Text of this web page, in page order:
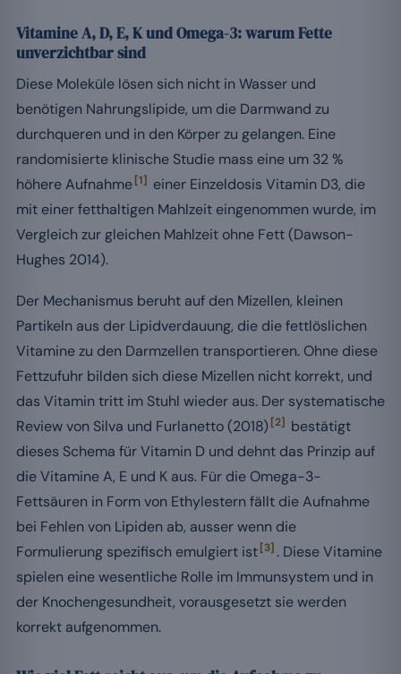
Vitamine A, D, E, K und Omega-3: warum Fette
unverzichtbar sind
Diese Moleküle lösen sich nicht in Wasser und
benötigen Nahrungslipide, um die Darmwand zu
durchqueren und in den Körper zu gelangen. Eine
randomisierte klinische Studie mass eine um 32 %
höhere Aufnahme[1]
einer Einzeldosis Vitamin D3, die
mit einer fetthaltigen Mahlzeit eingenommen wurde, im
Vergleich zur gleichen Mahlzeit ohne Fett (Dawson-
Hughes 2014).
Der Mechanismus beruht auf den Mizellen, kleinen
Partikeln aus der Lipidverdauung, die die fettlöslichen
Vitamine zu den Darmzellen transportieren. Ohne diese
Fettzufuhr bilden sich diese Mizellen nicht korrekt, und
das Vitamin tritt im Stuhl wieder aus. Der systematische
Review von Silva und Furlanetto (2018) [2]
bestätigt
dieses Schema für Vitamin D und dehnt das Prinzip auf
die Vitamine A, E und K aus. Für die Omega-3-
Fettsäuren in Form von Ethylestern fällt die Aufnahme
bei Fehlen von Lipiden ab, ausser wenn die
Formulierung spezifisch emulgiert ist[3] . Diese Vitamine
spielen eine wesentliche Rolle im Immunsystem und in
der Knochengesundheit, vorausgesetzt sie werden
korrekt aufgenommen.